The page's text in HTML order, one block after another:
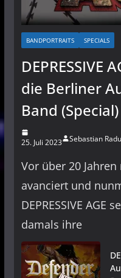
BANDPORTRAITS SPECIALS
DEPRESSIVE
die Berliner
Band (Special)
25. Juli 2023 Sebastian
Vor über 20
avanciert und
DEPRESSIVE AGE
damals ihre